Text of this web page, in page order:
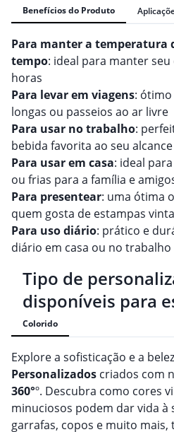
Benefícios do Produto
Para manter a temperatura
tempo: ideal para manter
horas
Para levar em viagens: ótimo
longas ou passeios ao ar livre
Para usar no trabalho:
bebida favorita ao seu
Para usar em casa: ideal
ou frias para a família e
Para presentear: uma ótima
quem gosta de estampas
Para uso diário: prático e
diário em casa ou no trabalho
Tipo de
disponíveis para
Colorido
Explore a sofisticação e a
Personalizados criados com
360°º. Descubra como cores
minuciosos podem dar vida à
garrafas, copos e muito mais,